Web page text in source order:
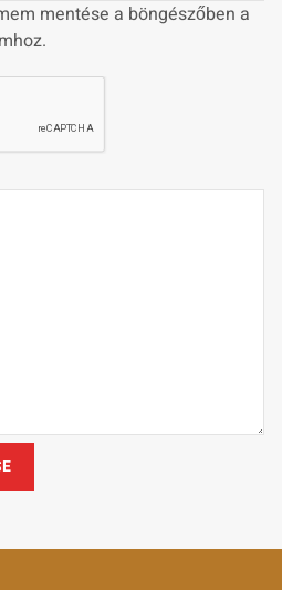
mentése a böngészőben a